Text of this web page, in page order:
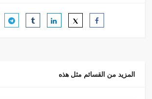
المزيد من القسائم مثل هذه